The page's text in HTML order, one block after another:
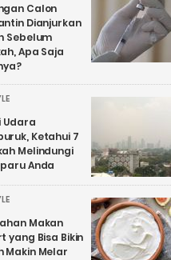
Calon
Dianjurkan
Sebelum
Apa Saja
Udara
Ketahui 7
Melindungi
Anda
Makan
yang Bisa Bikin
Makin Melar